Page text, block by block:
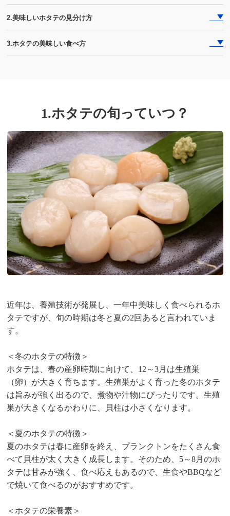
2.美味しいホタテの見分け方
3.ホタテの美味しい食べ方
1.ホタテの旬っていつ？
近年は、養殖技術が発展し、一年中美味しく食べられるホ
タテですが、旬の時期は冬と夏の2回あると言われていま
す。
＜冬のホタテの特徴＞
ホタテは、春の産卵時期に向けて、12～3月は生殖巣
（卵）が大きく育ちます。生殖巣がよく育った冬のホタテ
は旨みが強く出るので、煮物や汁物にぴったりです。生殖
巣が大きくなるかわりに、貝柱は小さくなります。
＜夏のホタテの特徴＞
夏のホタテは春に産卵を終え、プランクトンをたくさん食
べて貝柱が太く大きく成長します。そのため、5～8月のホ
タテは甘みが強く、食べ応えもあるので、生食やBBQなど
で焼いて食べるのがおすすめです。
＜ホタテの栄養素＞